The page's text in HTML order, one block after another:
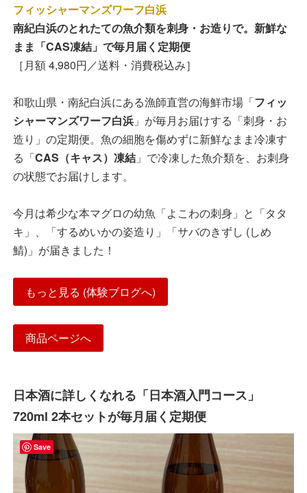
フィッシャーマンズワーフ白浜
南紀白浜のとれたての魚介類を刺身・お造りで。新鮮な
まま「CAS凍結」で毎月届く定期便
［月額 4,980円／送料・消費税込み］
和歌山県・南紀白浜にある漁師直営の海鮮市場「フィッ
シャーマンズワーフ白浜 」が毎月お届けする「刺身・お
造り」の定期便。魚の細胞を傷めずに新鮮なまま冷凍す
る「CAS（キャス）凍結 」で冷凍した魚介類を、お刺身
の状態でお届けします。
今月は希少な本マグロの幼魚「よこわの刺身」と「タタ
キ」、「するめいかの姿造り」「サバのきずし (しめ
鯖)」が届きました！
もっと見る (体験ブログへ)
商品ページへ
日本酒に詳しくなれる「日本酒入門コース」
720ml 2本セットが毎月届く定期便
Save